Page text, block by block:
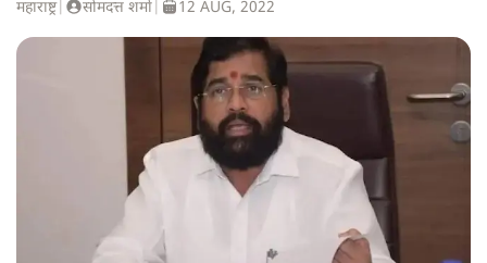
महाराष्ट्र| सोमदत्त शर्मा 12 AUG, 2022